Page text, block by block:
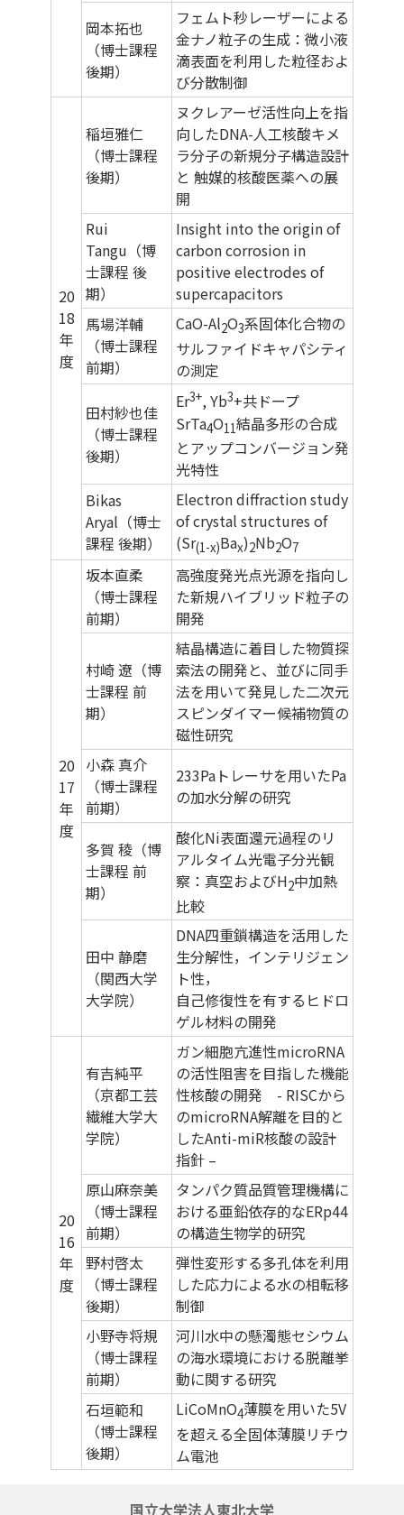
岡本拓也
（博士課程
後期）
フェムト秒レーザーによる
金ナノ粒子の生成：微小液
滴表面を利用した粒径およ
び分散制御
20
18
年
度
稲垣雅仁
（博士課程
後期）
ヌクレアーゼ活性向上を指
向したDNA-人工核酸キメ
ラ分子の新規分子構造設計
と 触媒的核酸医薬への展
開
Rui
Tangu（博
士課程 後
期）
Insight into the origin of
carbon corrosion in
positive electrodes of
supercapacitors
馬場洋輔
（博士課程
前期）
CaO-Al2O3系固体化合物の
サルファイドキャパシティ
の測定
田村紗也佳
（博士課程
後期）
Er3+, Yb3+共ドープ
SrTa4O11結晶多形の合成
とアップコンバージョン発
光特性
Bikas
Aryal（博士
課程 後期）
Electron diffraction study
of crystal structures of
(Sr(1-x)Bax)2Nb2O7
20
17
年
度
坂本直柔
（博士課程
前期）
高強度発光点光源を指向し
た新規ハイブリッド粒子の
開発
村崎 遼（博
士課程 前
期）
結晶構造に着目した物質探
索法の開発と、並びに同手
法を用いて発見した二次元
スピンダイマー候補物質の
磁性研究
小森 真介
（博士課程
前期）
233Paトレーサを用いたPa
の加水分解の研究
多賀 稜（博
士課程 前
期）
酸化Ni表面還元過程のリ
アルタイム光電子分光観
察：真空およびH2中加熱
比較
田中 静磨
（関西大学
大学院）
DNA四重鎖構造を活用した
生分解性，インテリジェン
ト性，
自己修復性を有するヒドロ
ゲル材料の開発
20
16
年
度
有吉純平
（京都工芸
繊維大学大
学院）
ガン細胞亢進性microRNA
の活性阻害を目指した機能
性核酸の開発 - RISCから
のmicroRNA解離を目的と
したAnti-miR核酸の設計
指針 –
原山麻奈美
（博士課程
前期）
タンパク質品質管理機構に
おける亜鉛依存的なERp44
の構造生物学的研究
野村啓太
（博士課程
後期）
弾性変形する多孔体を利用
した応力による水の相転移
制御
小野寺将規
（博士課程
前期）
河川水中の懸濁態セシウム
の海水環境における脱離挙
動に関する研究
石垣範和
（博士課程
後期）
LiCoMnO4薄膜を用いた5V
を超える全固体薄膜リチウ
ム電池
国立大学法人東北大学